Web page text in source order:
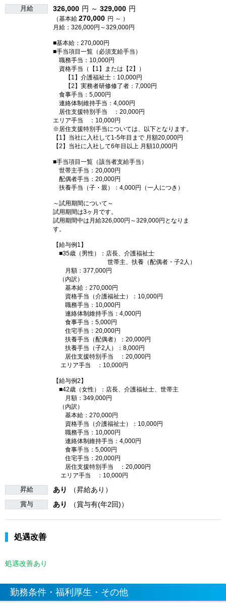
月給 326,000 円 ～ 329,000 円
（基本給 270,000 円 ～ ）
月給：326,000円～329,000円
■基本給：270,000円
■手当項目一覧（必須支給手当）
職務手当：10,000円
資格手当（【1】または【2】）
【1】介護福祉士：10,000円
【2】実務者研修修了者：7,000円
食事手当：5,000円
連絡体制維持手当：4,000円
居住支援特別手当 ：20,000円
エリア手当 ：10,000円
※居住支援特別手当については、以下となります。
【1】当社に入社して1-5年目まで 月額20,000円
【2】当社に入社して6年目以上 月額10,000円
■手当項目一覧（該当者支給手当）
世帯主手当：20,000円
配偶者手当：20,000円
扶養手当（子・親）：4,000円（一人につき）
～試用期間について～
試用期間は3ヶ月です。
試用期間中は月給326,000円～329,000円となりま
す。
【給与例1】
■35歳（男性）：店長、介護福祉士
世帯主、扶養（配偶者・子2人）
月額：377,000円
（内訳）
基本給：270,000円
資格手当（介護福祉士）：10,000円
職務手当：10,000円
連絡体制維持手当：4,000円
食事手当：5,000円
住宅手当：20,000円
扶養手当（配偶者）：20,000円
扶養手当（子2人）：8,000円
居住支援特別手当 ：20,000円
エリア手当 ：10,000円
【給与例2】
■42歳（女性）：店長、介護福祉士、世帯主
月額：349,000円
（内訳）
基本給：270,000円
資格手当（介護福祉士）：10,000円
職務手当：10,000円
連絡体制維持手当：4,000円
食事手当：5,000円
住宅手当：20,000円
居住支援特別手当 ：20,000円
エリア手当 ：10,000円
昇給 あり （昇給あり）
賞与 あり （賞与有(年2回)）
処遇改善
処遇改善あり
勤務条件・福利厚生・その他